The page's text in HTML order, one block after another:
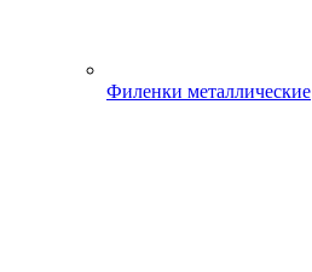
Филенки металлические